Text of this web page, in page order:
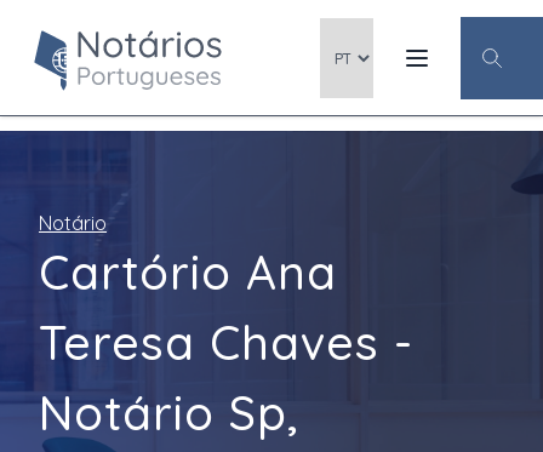
Notário
Cartório Ana
Teresa Chaves -
Notário Sp,